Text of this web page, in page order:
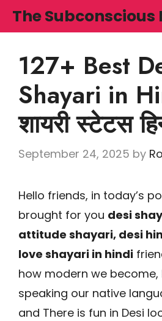
Skip
to
The Subconscious
127+ Best
Shayari in
शायरी स्टेटस
September 24, 2025 by
Hello friends, in today’s
brought for you desi
attitude shayari, desi
love shayari in hindi
how modern we become,
speaking our native
and There is fun in Desi